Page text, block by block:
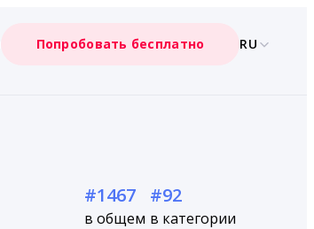
Попробовать бесплатно RU
#1467
в общем
#92
в категории